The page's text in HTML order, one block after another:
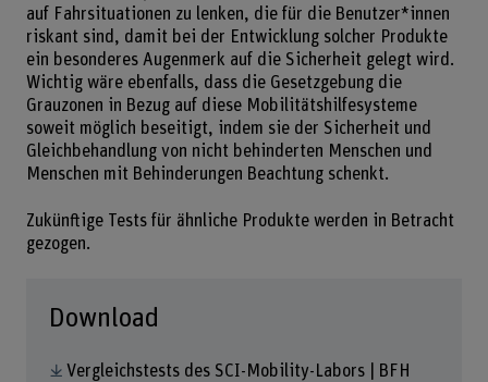
auf Fahrsituationen zu lenken, die für die Benutzer*innen
riskant sind, damit bei der Entwicklung solcher Produkte
ein besonderes Augenmerk auf die Sicherheit gelegt wird.
Wichtig wäre ebenfalls, dass die Gesetzgebung die
Grauzonen in Bezug auf diese Mobilitätshilfesysteme
soweit möglich beseitigt, indem sie der Sicherheit und
Gleichbehandlung von nicht behinderten Menschen und
Menschen mit Behinderungen Beachtung schenkt.
Zukünftige Tests für ähnliche Produkte werden in Betracht
gezogen.
Download
Vergleichstests des SCI-Mobility-Labors | BFH